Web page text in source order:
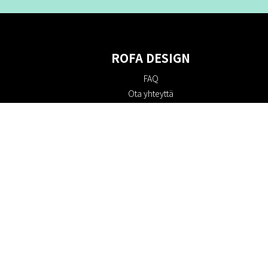
ROFA DESIGN
FAQ
Ota yhteyttä